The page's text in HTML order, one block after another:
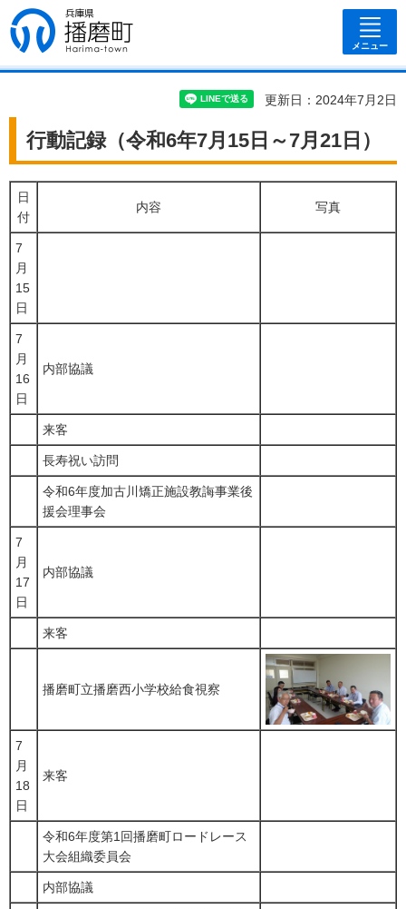
兵庫県 播磨
町
メニュー
更新日：2024年7月2日
行動記録（令和6年7月15日～7月21日）
日
付
内容 写真
7
月
15
日
7
月
16
日
内部協議
来客
長寿祝い訪問
令和6年度加古川矯正施設教誨事業後
援会理事会
7
月
17
日
内部協議
来客
播磨町立播磨西小学校給食視察
7
月
18
日
来客
令和6年度第1回播磨町ロードレース
大会組織委員会
内部協議